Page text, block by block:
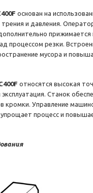
основан на
и давления.
прижимается
процессом резки.
мусора и
относятся высокая
Станок
кромки. Управление
процесс и